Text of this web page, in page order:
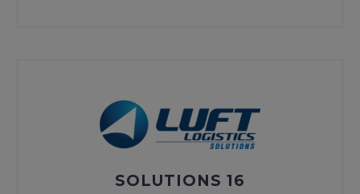
SOLUTIONS 16